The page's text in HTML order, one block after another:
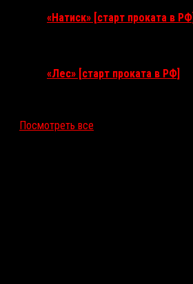
«Натиск» [старт проката в РФ]
«Лес» [старт проката в РФ]
Посмотреть все